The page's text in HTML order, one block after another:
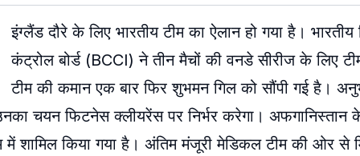
इंग्लैंड दौरे के लिए भारतीय टीम का ऐलान हो गया है।
कंट्रोल बोर्ड (BCCI) ने तीन मैचों की वनडे सीरीज के लिए
टीम की कमान एक बार फिर शुभमन गिल को सौंपी गई है।
चयन फिटनेस क्लीयरेंस पर निर्भर करेगा।
शामिल किया गया है। अंतिम मंजूरी मेडिकल टीम की ओर से